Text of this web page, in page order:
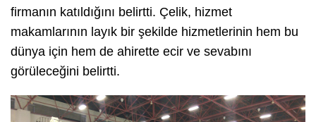
firmanın katıldığını belirtti. Çelik, hizmet
makamlarının layık bir şekilde hizmetlerinin hem bu
dünya için hem de ahirette ecir ve sevabını
görüleceğini belirtti.